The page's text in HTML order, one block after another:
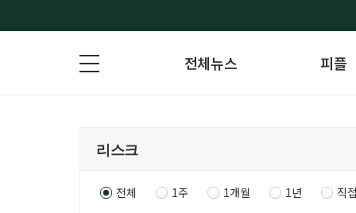
전체뉴스 피플
전체 1주 1개월 1년 직